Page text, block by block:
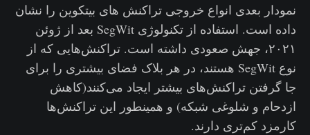
نمودار بعدی انواع خروجی تراکنش های بیتکوین را نشان
داده است. استفاده از تکنولوژی SegWit بعد از ژوئن
۲۰۲۱، جهش صعودی داشته است. تراکنش‌هایی که از
نوع SegWit هستند، در هر بلاک فضای بیشتری را برای
جا گرفتن تراکنش‌های بیشتر ایجاد می‌کنند(کاهش
ازدحام و شلوغی شبکه) و همینطور این تراکنش‌ها
کارمزد کم‌تری دارند.